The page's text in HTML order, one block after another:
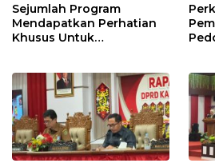
Sejumlah Program
Mendapatkan Perhatian
Khusus Untuk